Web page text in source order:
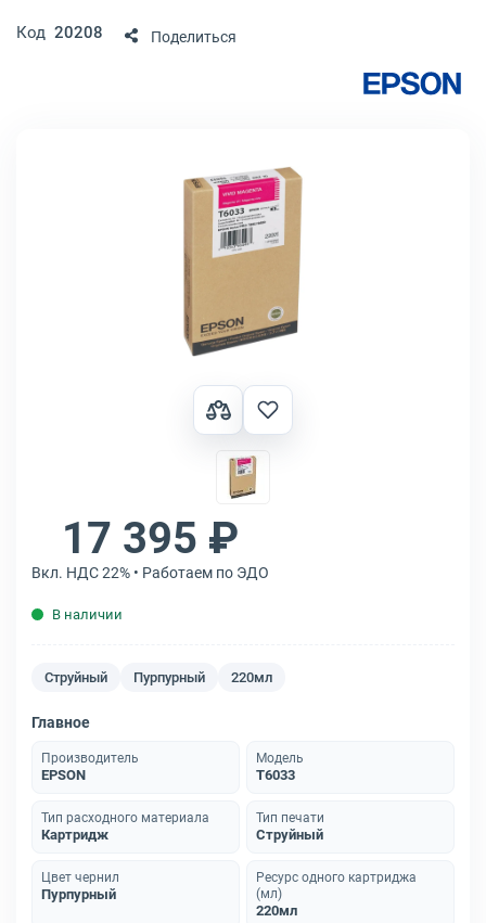
Код 20208 Поделиться
17 395 ₽
Вкл. НДС 22% • Работаем по ЭДО
В наличии
Струйный Пурпурный 220мл
Главное
Производитель
EPSON
Модель
T6033
Тип расходного материала
Картридж
Тип печати
Струйный
Цвет чернил
Пурпурный
Ресурс одного картриджа
(мл)
220мл